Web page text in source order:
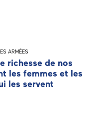
ARMÉES
richesse de nos
les femmes et les
les servent